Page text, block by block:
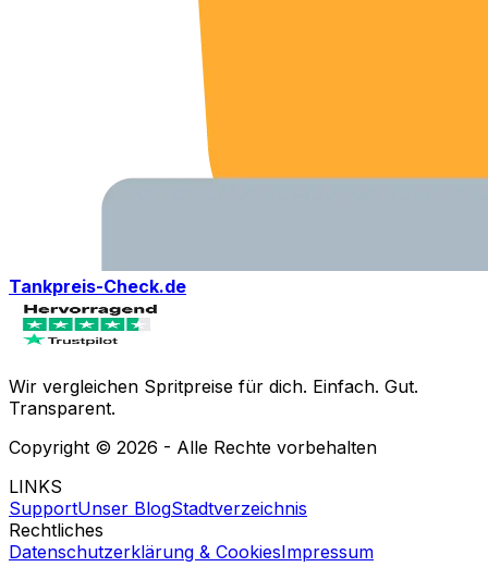
Tankpreis-Check.de
Wir vergleichen Spritpreise für dich. Einfach. Gut.
Transparent.
Copyright © 2026 - Alle Rechte vorbehalten
LINKS
SupportUnser BlogStadtverzeichnis
Rechtliches
Datenschutzerklärung & CookiesImpressum